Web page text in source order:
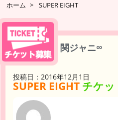
ホーム > SUPER EIGHT
関ジャニ∞
投稿日：2016年12月1日
SUPER EIGHT チケ